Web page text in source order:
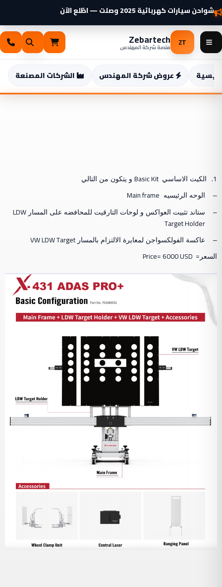
تخطي
إلى
المحتوى
شواحن سيارات كهربائية 2025 وصلت — اطّلع الآن
ZT
Zebartech
منصة شركة المهندس
عروض شركة المهندس الشركات المصنعة
1. الكيت الاساسي Basic Kit و يتكون من التالي
– الوحه الرئيسيه Main frame
– ستاند تثبيت العواكس و لوحات التارقيت للمحافضه على المسار LDW
Target Holder
– عاكسة الفولكسواجن لمعايرة الالتزام بالمسارVW LDW Target
السعر =
6000 USD
Price=